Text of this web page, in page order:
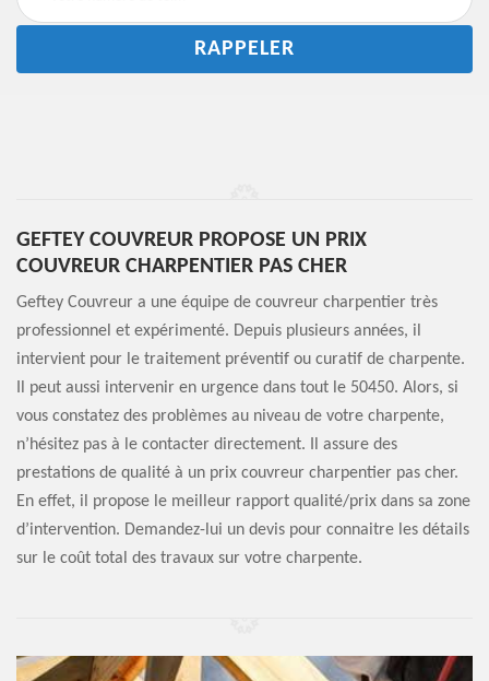
GEFTEY COUVREUR PROPOSE UN PRIX
COUVREUR CHARPENTIER PAS CHER
Geftey Couvreur a une équipe de couvreur charpentier très
professionnel et expérimenté. Depuis plusieurs années, il
intervient pour le traitement préventif ou curatif de charpente.
Il peut aussi intervenir en urgence dans tout le 50450. Alors, si
vous constatez des problèmes au niveau de votre charpente,
n’hésitez pas à le contacter directement. Il assure des
prestations de qualité à un prix couvreur charpentier pas cher.
En effet, il propose le meilleur rapport qualité/prix dans sa zone
d’intervention. Demandez-lui un devis pour connaitre les détails
sur le coût total des travaux sur votre charpente.